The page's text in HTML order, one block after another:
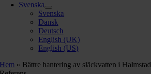
Svenska
Svenska
Dansk
Deutsch
English (UK)
English (US)
Hem » Bättre hantering av släckvatten i Halmstad